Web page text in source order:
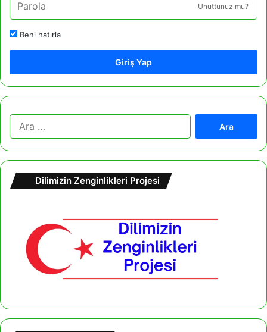
Unuttunuz mu?
Beni hatırla
Giriş Yap
Dilimizin Zenginlikleri Projesi